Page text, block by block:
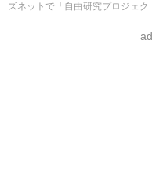
ズネットで「自由研究プロジェク